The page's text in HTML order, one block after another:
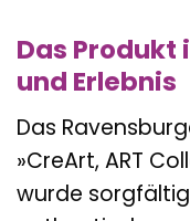
Das
und Erlebnis
Das
»CreArt, ART
wurde